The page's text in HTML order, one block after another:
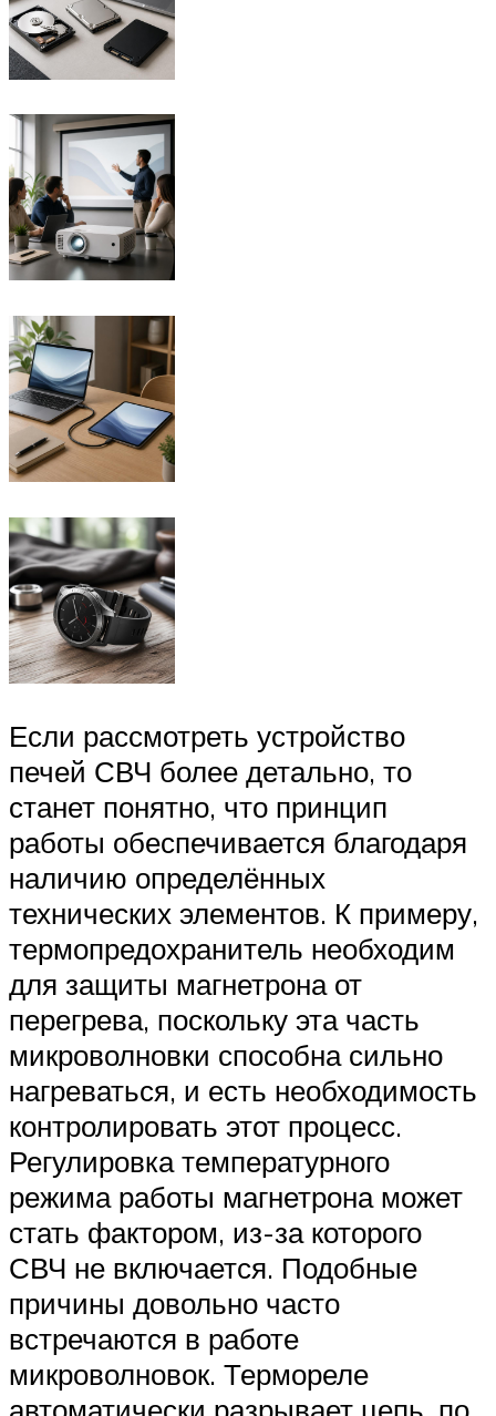
Если рассмотреть устройство
печей СВЧ более детально, то
станет понятно, что принцип
работы обеспечивается благодаря
наличию определённых
технических элементов. К примеру,
термопредохранитель необходим
для защиты магнетрона от
перегрева, поскольку эта часть
микроволновки способна сильно
нагреваться, и есть необходимость
контролировать этот процесс.
Регулировка температурного
режима работы магнетрона может
стать фактором, из-за которого
СВЧ не включается. Подобные
причины довольно часто
встречаются в работе
микроволновок. Термореле